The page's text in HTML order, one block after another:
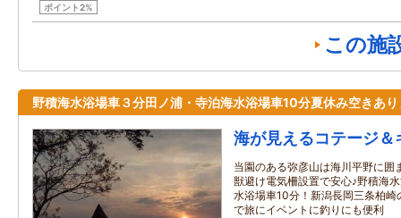
ポイント2%
この施
野積海水浴場車３分田ノ浦・寺泊海水浴場車10分夏休み空きあ
海が見えるコテージ＆
当園のある弥彦山は海川平野に囲
獣避け電気柵設置で安心♪野積海
水浴場車10分！新潟長岡三条柏
で旅にイベントに釣りにも便利